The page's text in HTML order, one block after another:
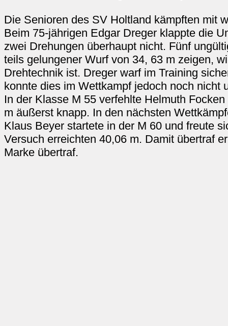
Die Senioren des SV Holtland kämpften mit
Beim 75-jährigen Edgar Dreger klappte die
zwei Drehungen überhaupt nicht. Fünf
teils gelungener Wurf von 34, 63 m zeigen,
Drehtechnik ist. Dreger warf im Training
konnte dies im Wettkampf jedoch noch nicht
In der Klasse M 55 verfehlte Helmuth
m äußerst knapp. In den nächsten
Klaus Beyer startete in der M 60 und freute
Versuch erreichten 40,06 m. Damit übertraf
Marke übertraf.